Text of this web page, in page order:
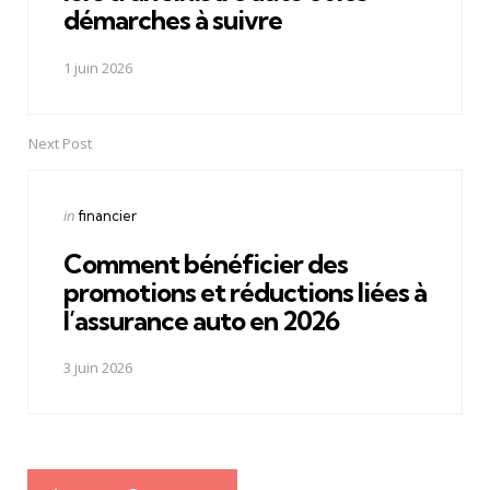
démarches à suivre
1 juin 2026
Next Post
Posted
infinancier
Comment bénéficier des
promotions et réductions liées à
l’assurance auto en 2026
3 juin 2026